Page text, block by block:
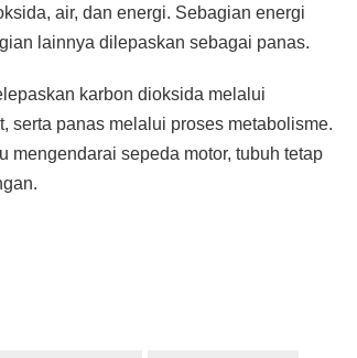
air, dan energi. Sebagian energi
lainnya dilepaskan sebagai panas.
karbon dioksida melalui
serta panas melalui proses metabolisme.
mengendarai sepeda motor, tubuh tetap